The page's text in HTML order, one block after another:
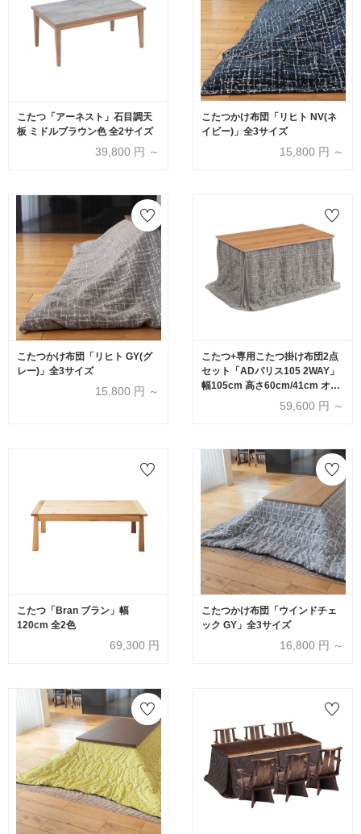
こたつ「アーネスト」石目調天
板 ミドルブラウン色 全2サイズ
39,800 円 ～
こたつかけ布団「リヒト NV(ネ
イビー)」全3サイズ
15,800 円 ～
こたつかけ布団「リヒト GY(グ
レー)」全3サイズ
15,800 円 ～
こたつ+専用こたつ掛け布団2点
セット「ADパリス105 2WAY」
幅105cm 高さ60cm/41cm オー
59,600 円 ～
こたつ「Bran ブラン」幅
120cm 全2色
69,300 円
こたつかけ布団「ウインドチェ
ック GY」全3サイズ
16,800 円 ～